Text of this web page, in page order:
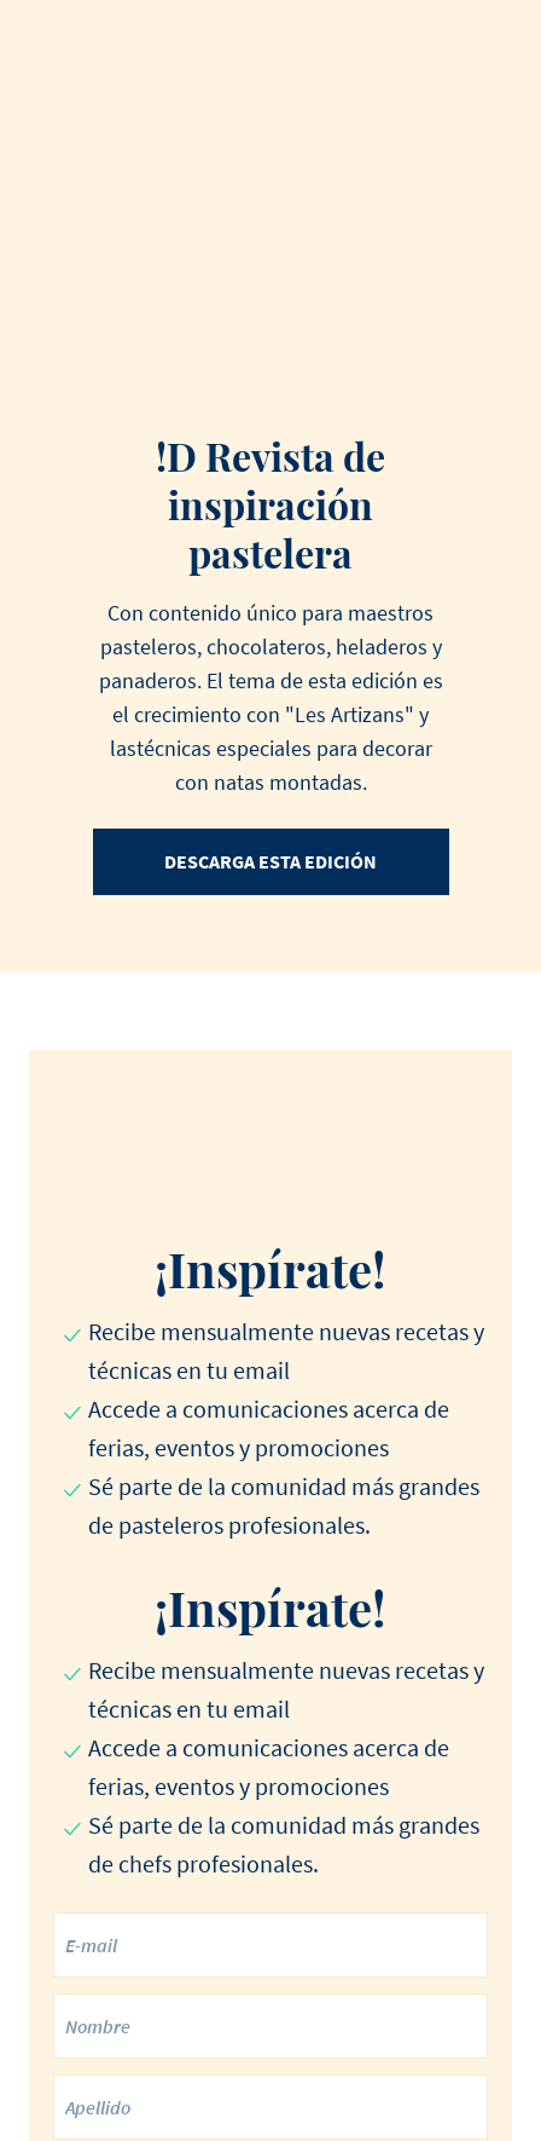
!D Revista de
inspiración
pastelera
Con contenido único para maestros
pasteleros, chocolateros, heladeros y
panaderos. El tema de esta edición es
el crecimiento con "Les Artizans" y
lastécnicas especiales para decorar
con natas montadas.
DESCARGA ESTA EDICIÓN
¡Inspírate!
Recibe mensualmente nuevas recetas y
técnicas en tu email
Accede a comunicaciones acerca de
ferias, eventos y promociones
Sé parte de la comunidad más grandes
de pasteleros profesionales.
¡Inspírate!
Recibe mensualmente nuevas recetas y
técnicas en tu email
Accede a comunicaciones acerca de
ferias, eventos y promociones
Sé parte de la comunidad más grandes
de chefs profesionales.